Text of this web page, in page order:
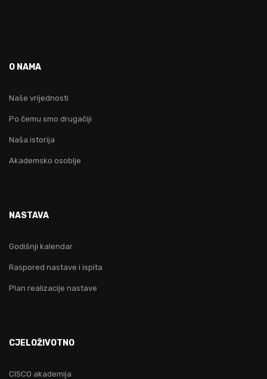
O NAMA
Naše vrijednosti
Po čemu smo drugačiji
Naša istorija
Akademsko osoblje
NASTAVA
Godišnji kalendar
Raspored nastave i ispita
Plan realizacije nastave
CJELOŽIVOTNO
CISCO akademija